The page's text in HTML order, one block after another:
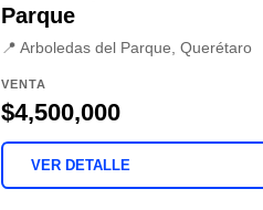
Parque
📍 Arboledas del Parque, Querétaro
VENTA
$4,500,000
VER DETALLE